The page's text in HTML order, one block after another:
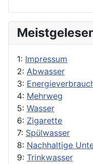
1: Impressum
2: Abwasser
3:
4: Mehrweg
5: Wasser
6: Zigarette
7: Spülwasser
8: Nachhaltige
9: Trinkwasser